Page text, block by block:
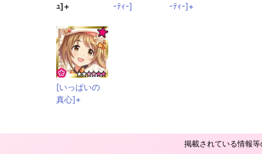
ｭ]+
ｰﾃｨｰ]
ｰﾃｨｰ]+
[いっぱいの
真心]+
掲載されている情報